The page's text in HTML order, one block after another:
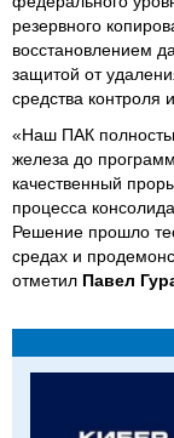
резервного
восстановлением
защитой от
средства контроля
«Наш ПАК
железа до
качественный
процесса
Решение прошло
средах и
отметил Павел